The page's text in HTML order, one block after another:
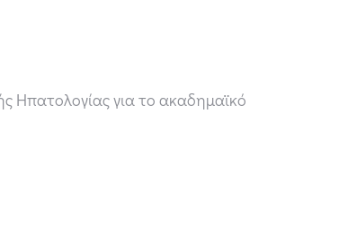
Ηπατολογίας για το ακαδημαϊκό